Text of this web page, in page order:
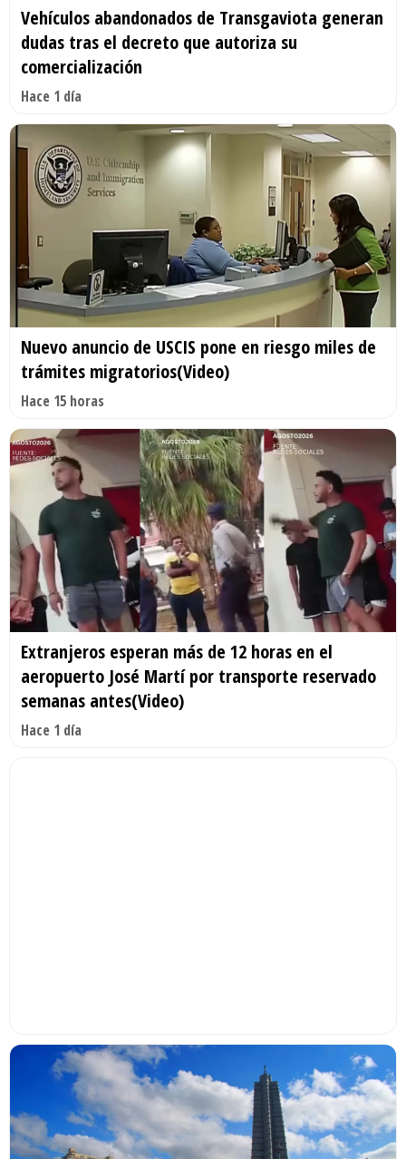
Vehículos abandonados de Transgaviota generan
dudas tras el decreto que autoriza su
comercialización
Hace 1 día
Nuevo anuncio de USCIS pone en riesgo miles de
trámites migratorios(Video)
Hace 15 horas
Extranjeros esperan más de 12 horas en el
aeropuerto José Martí por transporte reservado
semanas antes(Video)
Hace 1 día